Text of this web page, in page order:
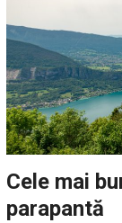
Cele mai
parapantă